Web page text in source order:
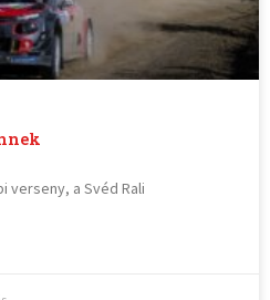
verseny, a Svéd Rali